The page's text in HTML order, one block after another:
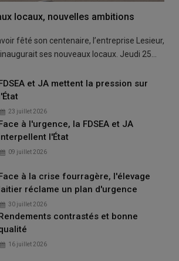
locaux, nouvelles ambitions
fêté son centenaire, l’entreprise Lesieur,
ses nouveaux locaux. Jeudi 25…
et JA mettent la pression sur
23 juillet 2026
à l'urgence, la FDSEA et JA
l'État
09 juillet 2026
à la crise fourragère, l'élevage
réclame un plan d'urgence
30 juillet 2026
Rendements contrastés et bonne
16 juillet 2026